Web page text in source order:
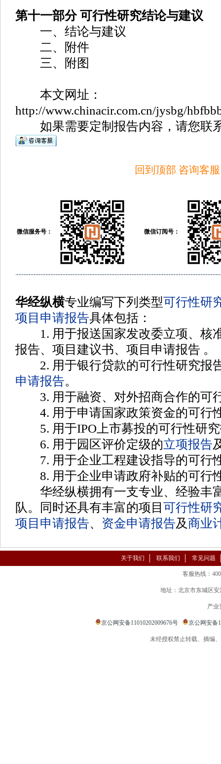
第十一部分 可行性研究结论与建议
一、结论与建议
二、附件
三、附图
本文网址：
http://www.chinacir.com.cn/jysbg/
如果需要定制报告内容，请您联
回到顶部 咨询客服
微信服务号： 微信订阅号：
华经纵横专业编写下列类型可行性研
项目申请报告具体包括 ：
1. 用于报送国家发改委立项、核
报告、项目建议书、项目申请报告 。
2. 用于银行贷款的可行性研究报
申请报告。
3. 用于融资、对外招商合作的可
4. 用于申请国家政策资金的可行
5. 用于IPO上市募投的可行性研究
6. 用于园区评价定级的立项报告
7. 用于企业工程建设指导的可行
8. 用于企业申请政府补贴的可行
华经纵横拥有一支专业、经验丰
队。同时还具有丰富的项目 可行性研
项目申请报告、 资金申请报告及商业
关于我们 联系我们 常见问题
客服热线：
地址：北京市东城区
产业
京公网安备11010202009676号 京公网安备
未经授权禁止转载、摘编